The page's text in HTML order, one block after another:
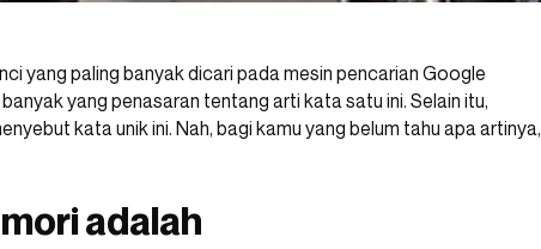
yang paling banyak dicari pada mesin pencarian Google
yang penasaran tentang arti kata satu ini. Selain itu,
kata unik ini. Nah, bagi kamu yang belum tahu apa artinya,
adalah